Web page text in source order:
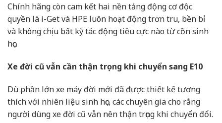
Chính hãng còn cam kết hai nền tảng động cơ độc
quyền là i-Get và HPE luôn hoạt động trơn tru, bền bỉ
và không chịu bất kỳ tác động tiêu cực nào từ cồn sinh
học.
Xe đời cũ vẫn cần thận trọng khi chuyển sang E10
Dù phần lớn xe máy đời mới đã được thiết kế tương
thích với nhiên liệu sinh học, các chuyên gia cho rằng
người dùng xe đời cũ vẫn nên thận trọng khi chuyển đổi.